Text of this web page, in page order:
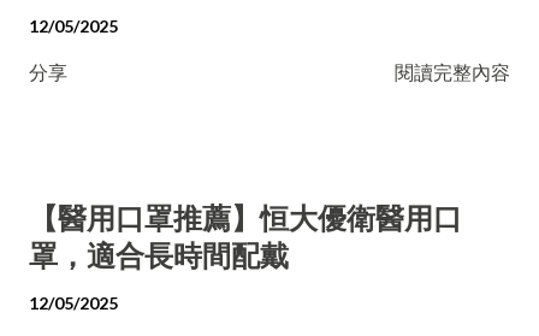
12/05/2025
分享 閱讀完整內容
【醫用口罩推薦】恒大優衛醫用口
罩，適合長時間配戴
12/05/2025